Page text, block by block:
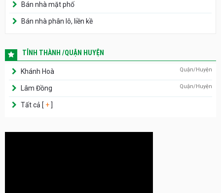
Bán nhà mặt phố
Bán nhà phân lô, liền kề
TỈNH THÀNH /QUẬN HUYỆN
Khánh Hoà Quận/Huyện
Lâm Đồng Quận/Huyện
Tất cả [ + ]